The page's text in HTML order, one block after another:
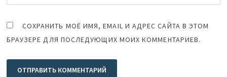
СОХРАНИТЬ МОЁ ИМЯ, EMAIL И АДРЕС САЙТА В ЭТОМ
БРАУЗЕРЕ ДЛЯ ПОСЛЕДУЮЩИХ МОИХ КОММЕНТАРИЕВ.